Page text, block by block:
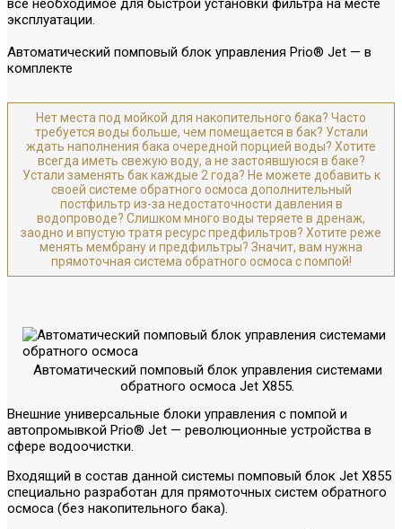
всё необходимое для быстрой установки фильтра на месте
эксплуатации.
Автоматический помповый блок управления Prio® Jet — в
комплекте
Нет места под мойкой для накопительного бака? Часто
требуется воды больше, чем помещается в бак? Устали
ждать наполнения бака очередной порцией воды? Хотите
всегда иметь свежую воду, а не застоявшуюся в баке?
Устали заменять бак каждые 2 года? Не можете добавить к
своей системе обратного осмоса дополнительный
постфильтр из-за недостаточности давления в
водопроводе? Слишком много воды теряете в дренаж,
заодно и впустую тратя ресурс предфильтров? Хотите реже
менять мембрану и предфильтры? Значит, вам нужна
прямоточная система обратного осмоса с помпой!
Автоматический помповый блок управления системами
обратного осмоса Jet X855.
Внешние универсальные блоки управления с помпой и
автопромывкой Prio® Jet — революционные устройства в
сфере водоочистки.
Входящий в состав данной системы помповый блок Jet X855
специально разработан для прямоточных систем обратного
осмоса (без накопительного бака).